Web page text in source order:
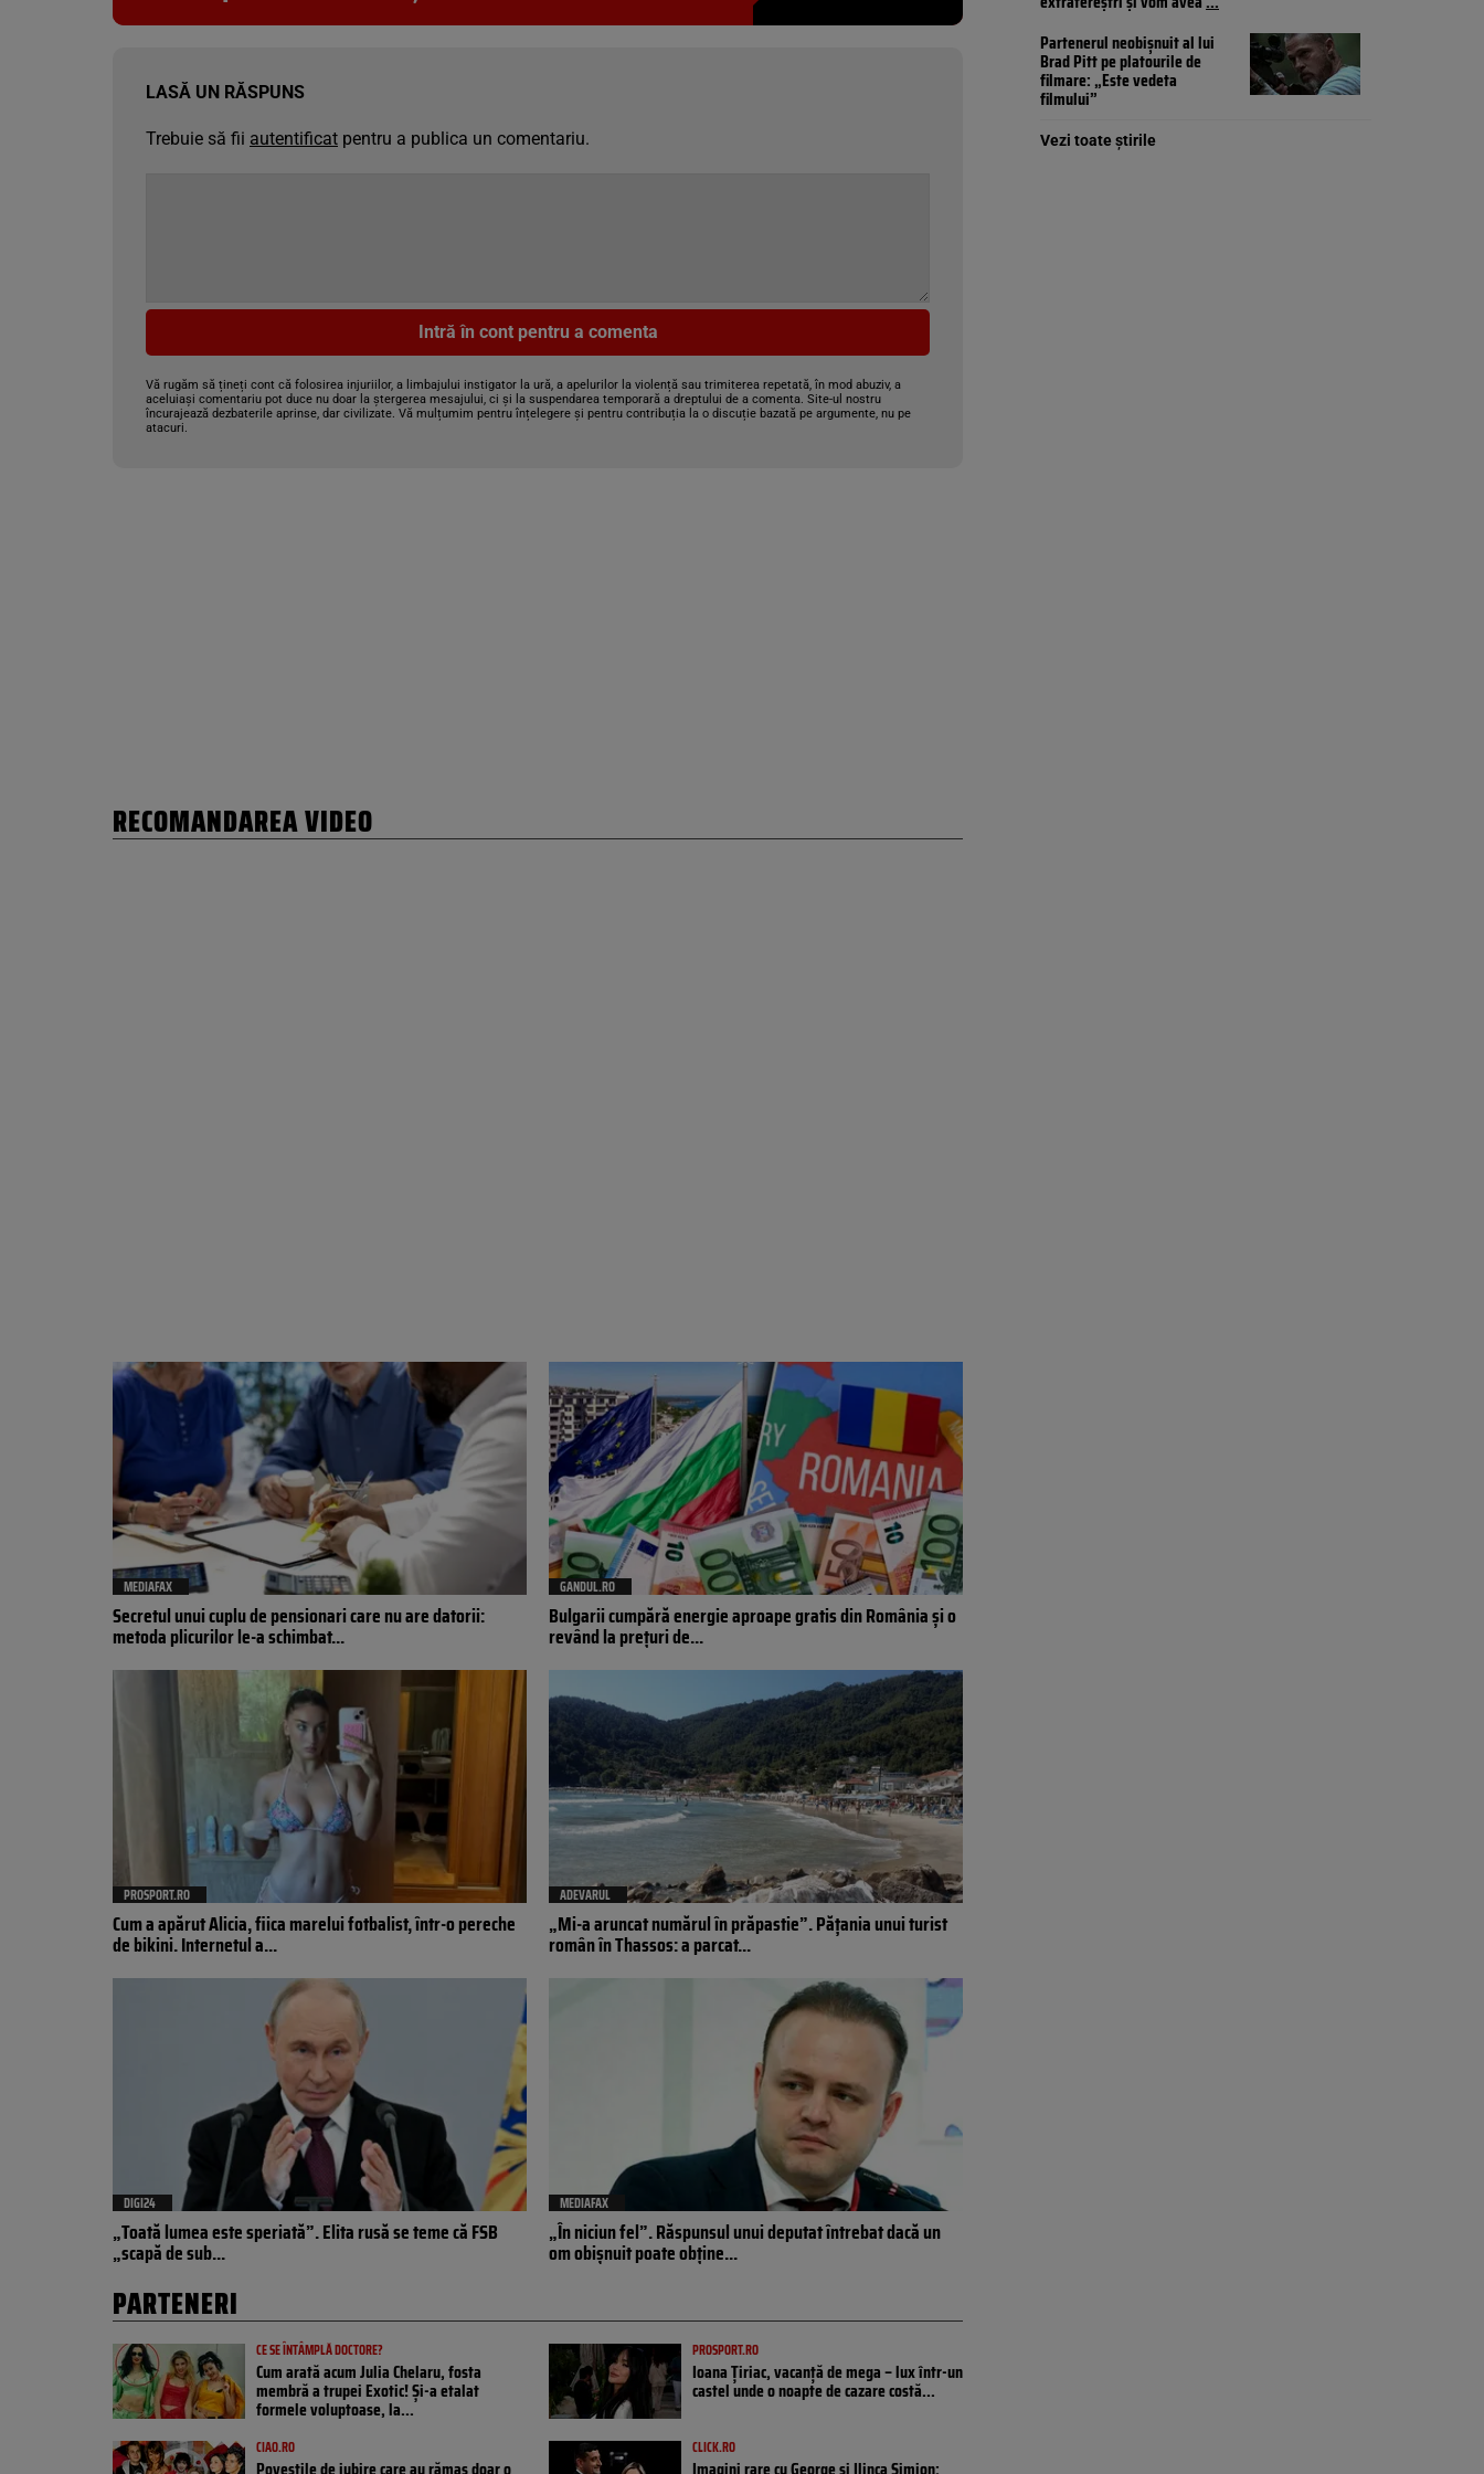
LASĂ UN RĂSPUNS
Trebuie să fii autentificat pentru a publica un comentariu.
Intră în cont pentru a comenta
Vă rugăm să țineți cont că folosirea injuriilor, a limbajului instigator la ură, a apelurilor la violență sau trimiterea repetată, în mod abuziv, a
aceluiași comentariu pot duce nu doar la ștergerea mesajului, ci și la suspendarea temporară a dreptului de a comenta. Site-ul nostru
încurajează dezbaterile aprinse, dar civilizate. Vă mulțumim pentru înțelegere și pentru contribuția la o discuție bazată pe argumente, nu pe
atacuri.
RECOMANDAREA VIDEO
MEDIAFAX
Secretul unui cuplu de pensionari care nu are datorii:
metoda plicurilor le-a schimbat...
GANDUL.RO
Bulgarii cumpără energie aproape gratis din România și o
revând la prețuri de...
PROSPORT.RO
Cum a apărut Alicia, fiica marelui fotbalist, într-o pereche
de bikini. Internetul a...
ADEVARUL
„Mi-a aruncat numărul în prăpastie”. Pățania unui turist
român în Thassos: a parcat...
DIGI24
„Toată lumea este speriată”. Elita rusă se teme că FSB
„scapă de sub...
MEDIAFAX
„În niciun fel”. Răspunsul unui deputat întrebat dacă un
om obișnuit poate obține...
PARTENERI
CE SE ÎNTÂMPLĂ DOCTORE?
Cum arată acum Julia Chelaru, fosta
membră a trupei Exotic! Și-a etalat
formele voluptoase, la...
PROSPORT.RO
Ioana Țiriac, vacanță de mega – lux într-un
castel unde o noapte de cazare costă...
CIAO.RO CLICK.RO
Partenerul neobișnuit al lui
Brad Pitt pe platourile de
filmare: „Este vedeta
filmului”
Vezi toate știrile